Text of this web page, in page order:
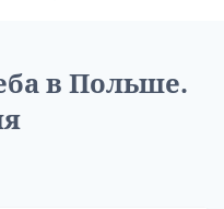
в Польше.